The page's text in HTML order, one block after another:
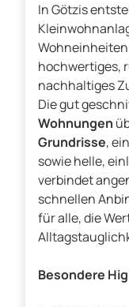
In Götzis
Wohneinheiten
hochwertiges,
nachhaltiges
Die gut
Wohnungen
Grundrisse,
sowie helle,
verbindet
schnellen
für alle, die
Besondere